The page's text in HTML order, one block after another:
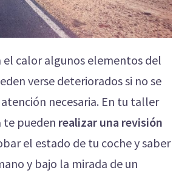
el calor algunos elementos del
verse deteriorados si no se
necesaria. En tu taller
te pueden realizar una revisión
el estado de tu coche y saber
y bajo la mirada de un